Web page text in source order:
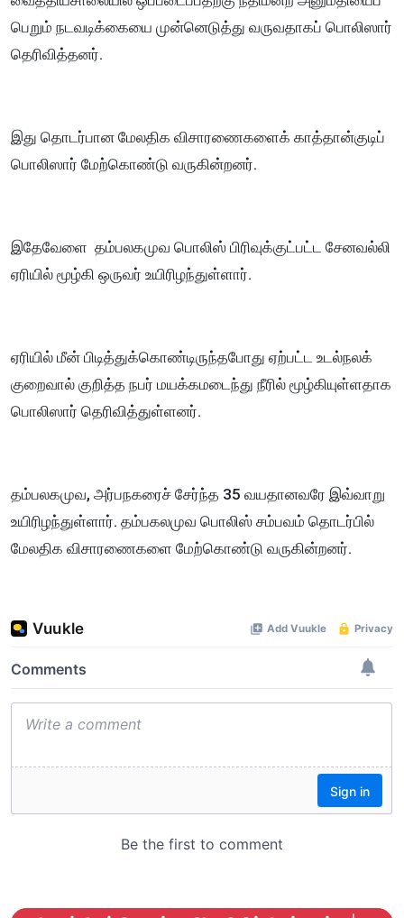
பெறும் நடவடிக்கையை முன்னெடுத்து வருவதாகப் பொலிஸார்
தெரிவித்தனர்.
இது தொடர்பான மேலதிக விசாரணைகளைக் காத்தான்குடிப்
பொலிஸார் மேற்கொண்டு வருகின்றனர்.
இதேவேளை தம்பலகமுவ பொலிஸ் பிரிவுக்குட்பட்ட சேனவல்லி
ஏரியில் மூழ்கி ஒருவர் உயிரிழந்துள்ளார்.
ஏரியில் மீன் பிடித்துக்கொண்டிருந்தபோது ஏற்பட்ட உடல்நலக்
குறைவால் குறித்த நபர் மயக்கமடைந்து நீரில் மூழ்கியுள்ளதாக
பொலிஸார் தெரிவித்துள்ளனர்.
தம்பலகமுவ, அர்பநகரைச் சேர்ந்த 35 வயதானவரே இவ்வாறு
உயிரிழந்துள்ளார். தம்பகலமுவ பொலிஸ் சம்பவம் தொடர்பில்
மேலதிக விசாரணைகளை மேற்கொண்டு வருகின்றனர்.